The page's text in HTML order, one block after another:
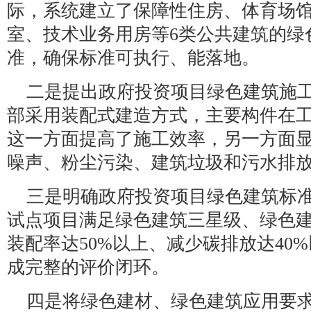
际，系统建立了保障性住房、体育场
室、技术业务用房等6类公共建筑的
准，确保标准可执行、能落地。
二是提出政府投资项目绿色建筑施
部采用装配式建造方式，主要构件在
这一方面提高了施工效率，另一方面
噪声、粉尘污染、建筑垃圾和污水排
三是明确政府投资项目绿色建筑标
试点项目满足绿色建筑三星级、绿色
装配率达50%以上、减少碳排放达
成完整的评价闭环。
四是将绿色建材、绿色建筑应用要